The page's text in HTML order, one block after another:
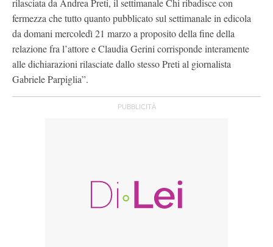
rilasciata da Andrea Preti, il settimanale Chi ribadisce con
fermezza che tutto quanto pubblicato sul settimanale in edicola
da domani mercoledì 21 marzo a proposito della fine della
relazione fra l’attore e Claudia Gerini corrisponde interamente
alle dichiarazioni rilasciate dallo stesso Preti al giornalista
Gabriele Parpiglia”.